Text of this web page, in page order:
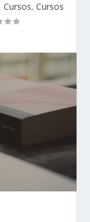
Cursos, Cursos